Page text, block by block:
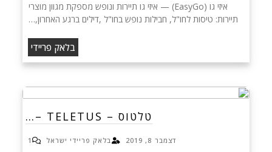
איזי גו (EasyGo) — איזי גו תיירות ונופש מספקת מגוון מוצרי
תיירות: טיסות לחו"ל, חבילות נופש בחו"ל ,דילים ברגע האחרון,…
בלאק פריידי
טלטוס – TELETUS –…
דצמבר 8, 2019 בלאק פריידי ישראל 1